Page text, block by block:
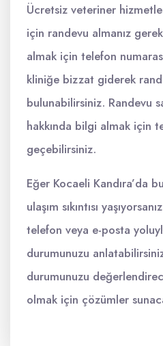
Ücretsiz veteriner
için randevu almanız
almak için telefon
kliniğe bizzat giderek
bulunabilirsiniz. Randevu
hakkında bilgi almak için
geçebilirsiniz.
Eğer Kocaeli Kandıra’da
ulaşım sıkıntısı
telefon veya e-posta
durumunuzu
durumunuzu
olmak için çözümler